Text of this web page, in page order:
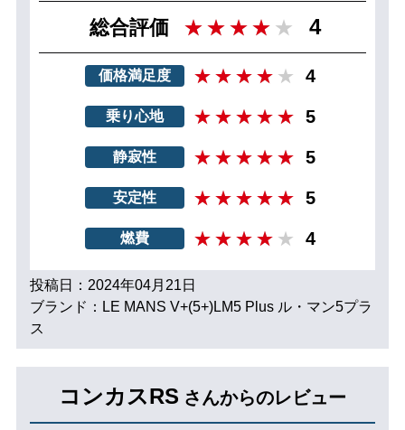
総合評価 4
価格満足度 4
乗り心地 5
静寂性 5
安定性 5
燃費 4
投稿日：2024年04月21日
ブランド：LE MANS V+(5+)LM5 Plus ル・マン5プラ
ス
コンカスRS さんからのレビュー